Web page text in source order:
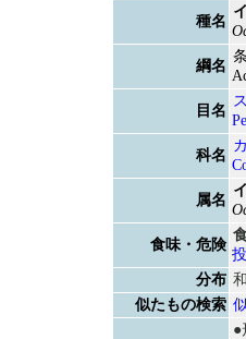
種名
綱名
目名
科名
属名
食味・危険
分布
似たもの検索
●